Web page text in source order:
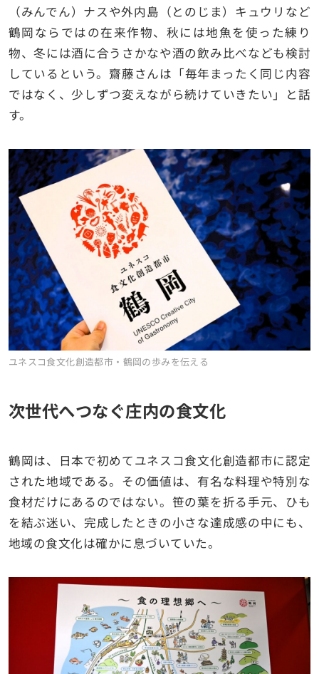
（みんでん）ナスや外内島（とのじま）キュウリなど
鶴岡ならではの在来作物、秋には地魚を使った練り
物、冬には酒に合うさかなや酒の飲み比べなども検討
しているという。齋藤さんは「毎年まったく同じ内容
ではなく、少しずつ変えながら続けていきたい」と話
す。
ユネスコ食文化創造都市・鶴岡の歩みを伝える
次世代へつなぐ庄内の食文化
鶴岡は、日本で初めてユネスコ食文化創造都市に認定
された地域である。その価値は、有名な料理や特別な
食材だけにあるのではない。笹の葉を折る手元、ひも
を結ぶ迷い、完成したときの小さな達成感の中にも、
地域の食文化は確かに息づいていた。